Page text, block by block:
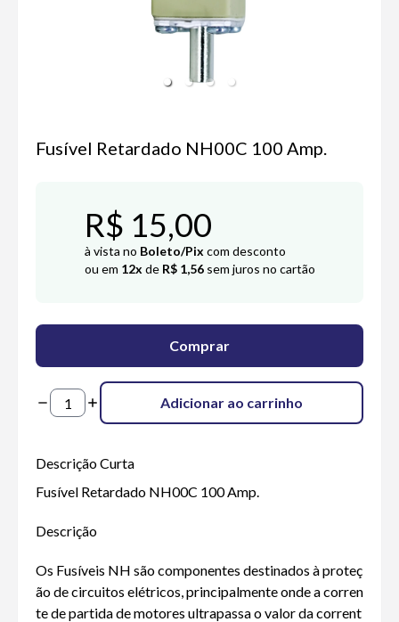
Fusível Retardado NH00C 100 Amp.
R$ 15,00
à vista no Boleto/Pix com desconto
ou em 12x de R$ 1,56 sem juros no cartão
Comprar
Adicionar ao carrinho
Descrição Curta
Fusível Retardado NH00C 100 Amp.
Descrição
Os Fusíveis NH são componentes destinados à proteç
ão de circuitos elétricos, principalmente onde a corren
te de partida de motores ultrapassa o valor da corrent